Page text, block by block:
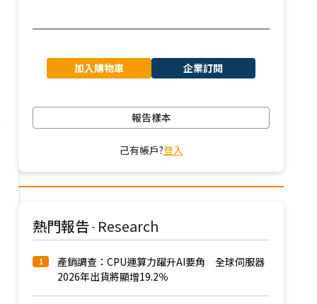
加入購物車 企業訂閱
報告樣本
己有帳戶?登入
熱門報告 - Research
1
產銷調查：CPU運算力躍升AI要角 全球伺服器
2026年出貨將顯增19.2％